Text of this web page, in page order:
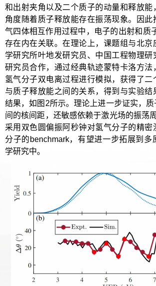
和出射夹角以及二个质子的动量和释放能
角度随着质子释放能存在振荡现象。因此
气四体相互作用过程中，电子的出射和质
存在内在关联。在理论上，课题组与北京
学研究所叶地发研究员、中国工程物理研
研究员合作，通过经典轨迹蒙特卡洛方法
氢气分子双电离过程进行模拟，获得了二
与质子释放能之间的关系，得到与实验结
结果，如图2所示。理论上进一步证实，
间的核间距，还敏感依赖于激光场的振荡
采用双色圆偏振阿秒钟对氢气分子的精密
分子的benchmark，有望进一步拓展到多
学研究中。